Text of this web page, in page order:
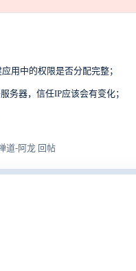
用中的权限是否分配完整；
务器，信任IP应该会有变化；
道-阿龙 回帖